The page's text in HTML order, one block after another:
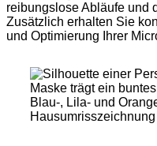
reibungslose Abläufe und
Zusätzlich erhalten Sie
und Optimierung Ihrer